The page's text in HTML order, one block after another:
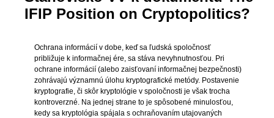
IFIP Position on Cryptopolitics?
Ochrana informácií v dobe, keď sa ľudská spoločnosť
približuje k informačnej ére, sa stáva nevyhnutnosťou. Pri
ochrane informácií (alebo zaisťovaní informačnej bezpečnosti)
zohrávajú významnú úlohu kryptografické metódy. Postavenie
kryptografie, či skôr kryptológie v spoločnosti je však trocha
kontroverzné. Na jednej strane to je spôsobené minulosťou,
kedy sa kryptológia spájala s ochraňovaním utajovaných